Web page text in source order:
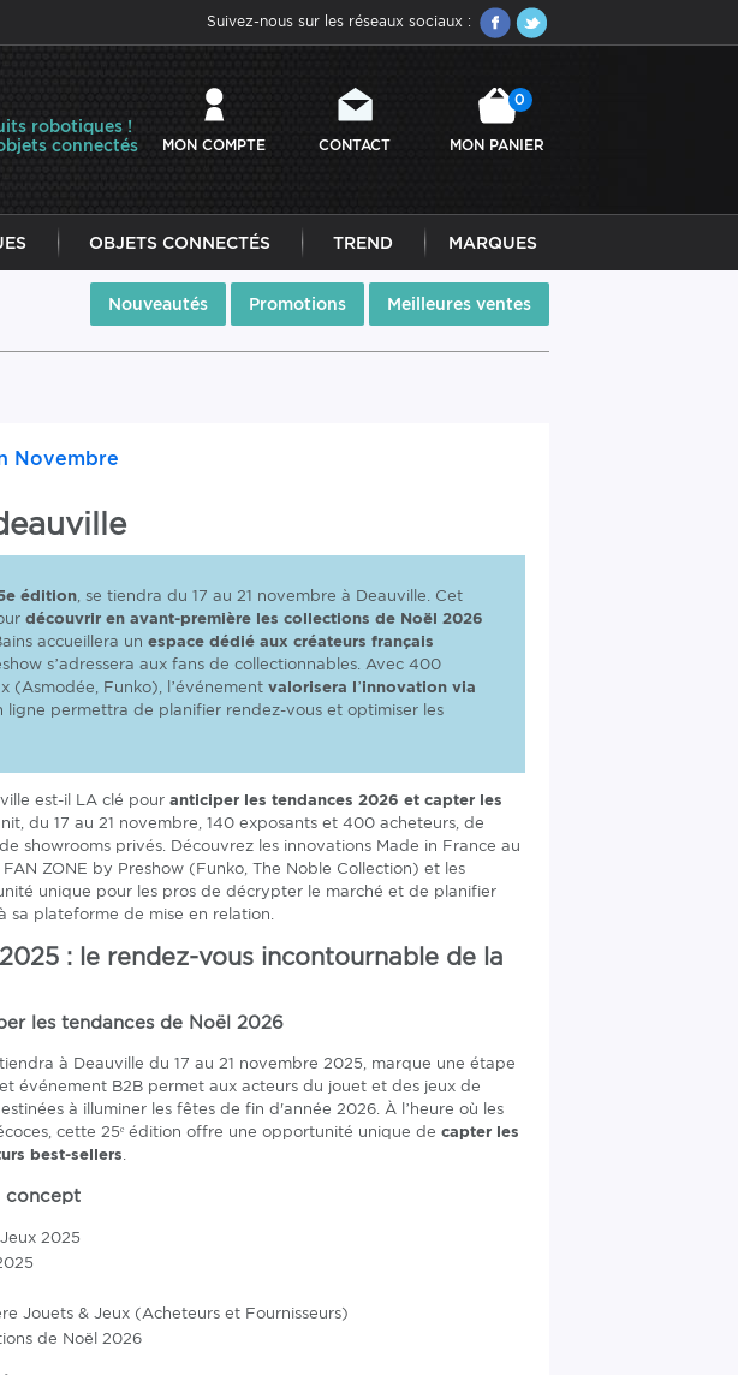
Suivez-nous sur les réseaux sociaux :
robotiques !
connectés
MON COMPTE CONTACT MON PANIER
0
OBJETS CONNECTÉS TREND MARQUES
Nouveautés Promotions Meilleures ventes
Novembre
édition, se tiendra du 17 au 21 novembre à Deauville. Cet
découvrir en avant-première les collections de Noël 2026
accueillera un espace dédié aux créateurs français
s’adressera aux fans de collectionnables. Avec 400
(Asmodée, Funko), l’événement valorisera l’innovation via
ligne permettra de planifier rendez-vous et optimiser les
est-il LA clé pour anticiper les tendances 2026 et capter les
du 17 au 21 novembre, 140 exposants et 400 acheteurs, de
showrooms privés. Découvrez les innovations Made in France au
ZONE by Preshow (Funko, The Noble Collection) et les
unique pour les pros de décrypter le marché et de planifier
sa plateforme de mise en relation.
: le rendez-vous incontournable de la
les tendances de Noël 2026
à Deauville du 17 au 21 novembre 2025, marque une étape
événement B2B permet aux acteurs du jouet et des jeux de
à illuminer les fêtes de fin d'année 2026. À l’heure où les
cette 25ᵉ édition offre une opportunité unique de capter les
best-sellers
concept
2025
Jouets & Jeux (Acheteurs et Fournisseurs)
de Noël 2026